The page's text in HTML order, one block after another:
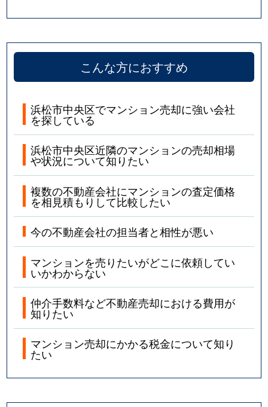
こんな方におすすめ
浜松市中央区でマンション売却に強い会社
を探している
浜松市中央区近隣のマンションの売却相場
や状況について知りたい
複数の不動産会社にマンションの査定価格
を相見積もりして比較したい
今の不動産会社の担当者と相性が悪い
マンションを売りたいがどこに依頼してい
いかわからない
仲介手数料など不動産売却における費用が
知りたい
マンション売却にかかる税金について知り
たい